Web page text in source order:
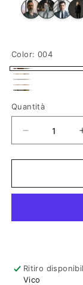
Color: 004
004
002
Variante
esaurita
non
005
Variante
esaurita
non
007
Variante
o
non
Quantità
Diminuisci
Bottega
BV1345S
Ritiro
Vico